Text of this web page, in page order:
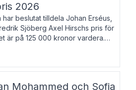
2026
beslutat tilldela Johan Erséus,
Sjöberg Axel Hirschs pris för
är på 125 000 kronor vardera.
är fackboksförfattare och
för
Mohammed och Sofia